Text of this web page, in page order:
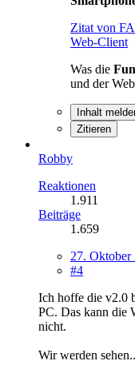
Zitat von
Web-Client
Was die
und der
Inhalt
Zitieren
Robby
Reaktionen
1.911
Beiträge
1.659
27. Oktober
#4
Ich hoffe die v2.0
PC. Das kann die
nicht.
Wir werden sehen